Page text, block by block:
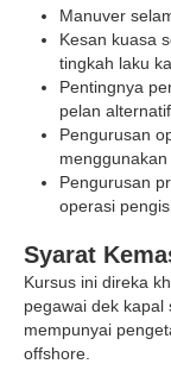
Manuver
Kesan kuasa
tingkah laku
Pentingnya
pelan
Pengurusan
Pengurusan
operasi
Syarat
Kursus ini direka
pegawai dek kapal
mempunyai
offshore.